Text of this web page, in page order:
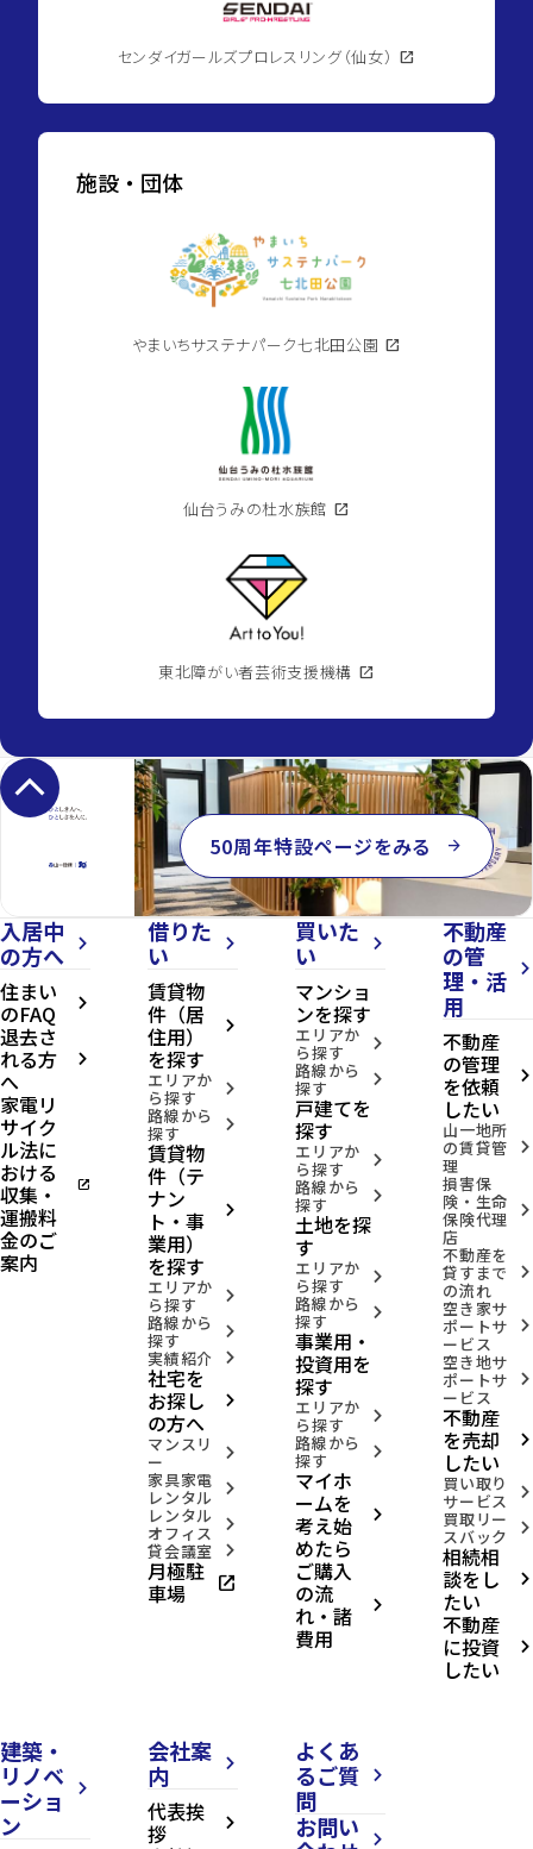
センダイガールズプロレスリング（仙女） open_in_new
施設・団体
やまいちサステナパーク七北田公園 open_in_new
仙台うみの杜水族館 open_in_new
東北障がい者芸術支援機構 open_in_new
keyboard_arrow_up
50周年特設ページをみる arrow_forward
入居中
の方へ
arrow_forward_ios
住まい
のFAQ arrow_forward_ios
退去さ
れる方
へ
arrow_forward_ios
家電リ
サイク
ル法に
おける
収集・
運搬料
金のご
案内
open_in_new
借りた
い
arrow_forward_ios
賃貸物
件（居
住用）
を探す
arrow_forward_ios
エリアか
ら探す arrow_forward_ios
路線から
探す arrow_forward_ios
賃貸物
件（テ
ナン
ト・事
業用）
を探す
arrow_forward_ios
エリアか
ら探す arrow_forward_ios
路線から
探す arrow_forward_ios
実績紹介 arrow_forward_ios
社宅を
お探し
の方へ
arrow_forward_ios
マンスリ
ー arrow_forward_ios
家具家電
レンタル arrow_forward_ios
レンタル
オフィス arrow_forward_ios
貸会議室 arrow_forward_ios
月極駐
車場 open_in_new
買いた
い
arrow_forward_ios
マンショ
ンを探す
エリアか
ら探す arrow_forward_ios
路線から
探す arrow_forward_ios
戸建てを
探す
エリアか
ら探す arrow_forward_ios
路線から
探す arrow_forward_ios
土地を探
す
エリアか
ら探す arrow_forward_ios
路線から
探す arrow_forward_ios
事業用・
投資用を
探す
エリアか
ら探す arrow_forward_ios
路線から
探す arrow_forward_ios
マイホ
ームを
考え始
めたら
arrow_forward_ios
ご購入
の流
れ・諸
費用
arrow_forward_ios
不動産
の管
理・活
用
arrow_forward_ios
不動産
の管理
を依頼
したい
arrow_forward_ios
山一地所
の賃貸管
理
arrow_forward_ios
損害保
険・生命
保険代理
店
arrow_forward_ios
不動産を
貸すまで
の流れ
arrow_forward_ios
空き家サ
ポートサ
ービス
arrow_forward_ios
空き地サ
ポートサ
ービス
arrow_forward_ios
不動産
を売却
したい
arrow_forward_ios
買い取り
サービス arrow_forward_ios
買取リー
スバック arrow_forward_ios
相続相
談をし
たい
arrow_forward_ios
不動産
に投資
したい
arrow_forward_ios
建築・
リノベ
ーショ
ン
arrow_forward_ios
会社案
内
arrow_forward_ios
代表挨
拶 arrow_forward_ios
よくあ
るご質
問
arrow_forward_ios
お問い
arrow_forward_ios